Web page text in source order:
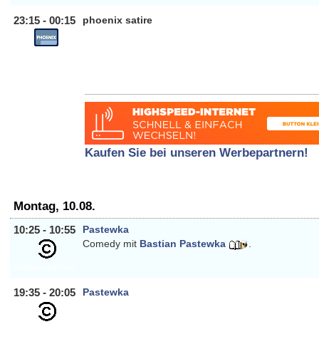
23:15 - 00:15 phoenix satire
Kaufen Sie bei unseren Werbepartnern!
Montag, 10.08.
10:25 - 10:55
Pastewka
Comedy mit Bastian Pastewka
19:35 - 20:05 Pastewka